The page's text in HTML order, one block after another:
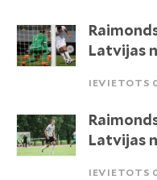
Latvijas
IEVIETOTS
Latvijas
IEVIETOTS